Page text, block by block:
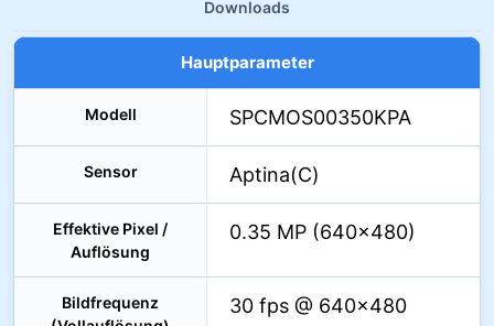
Downloads
Hauptparameter
Modell SPCMOS00350KPA
Sensor Aptina(C)
Effektive Pixel /
Auflösung
0.35 MP (640×480)
Bildfrequenz
30 fps @ 640×480